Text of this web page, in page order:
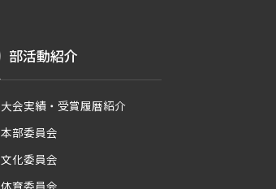
部活動紹介
大会実績・受賞履暦紹介
本部委員会
文化委員会
体育委員会